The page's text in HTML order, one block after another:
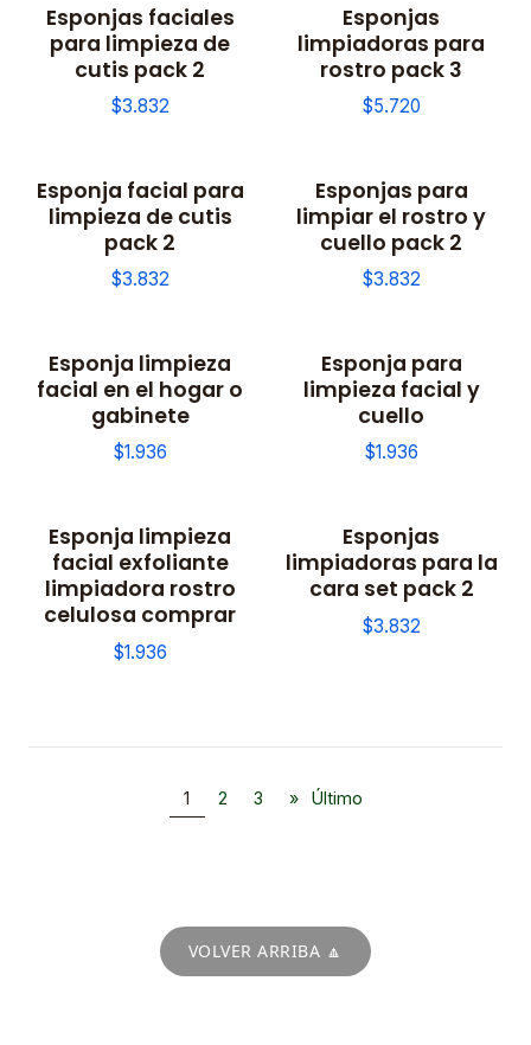
Esponjas faciales
para limpieza de
cutis pack 2
$3.832
Esponjas
limpiadoras para
rostro pack 3
$5.720
Esponja facial para
limpieza de cutis
pack 2
$3.832
Esponjas para
limpiar el rostro y
cuello pack 2
$3.832
Esponja limpieza
facial en el hogar o
gabinete
$1.936
Esponja para
limpieza facial y
cuello
$1.936
Esponja limpieza
facial exfoliante
limpiadora rostro
celulosa comprar
$1.936
Esponjas
limpiadoras para la
cara set pack 2
$3.832
1 2 3 » Último
VOLVER ARRIBA 🔼